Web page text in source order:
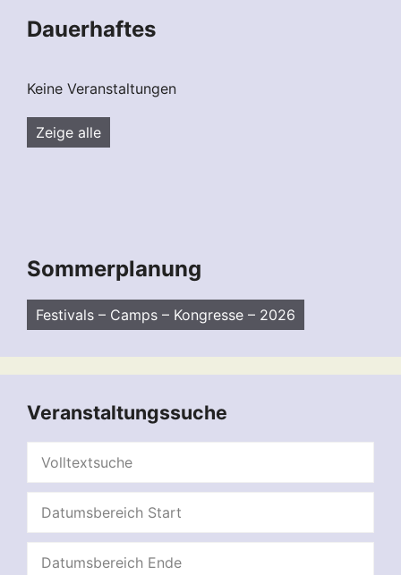
Dauerhaftes
Keine Veranstaltungen
Zeige alle
Sommerplanung
Festivals – Camps – Kongresse – 2026
Veranstaltungssuche